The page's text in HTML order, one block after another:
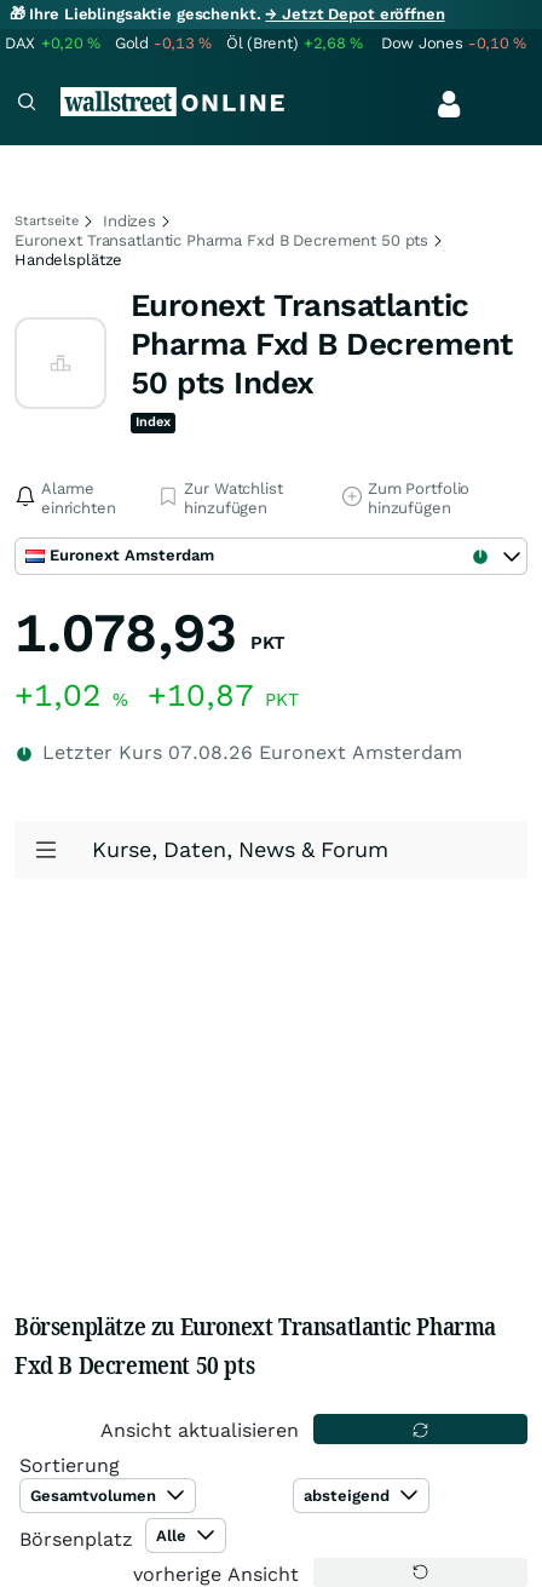
🎁 Ihre Lieblingsaktie geschenkt.→ Jetzt Depot eröffnen
DAX +0,20% Gold -0,13% Öl (Brent) +2,68% Dow Jones -0,10%
Startseite
Indizes
Euronext Transatlantic Pharma Fxd B Decrement 50 pts
Handelsplätze
Euronext Transatlantic
Pharma Fxd B Decrement
50 pts Index
Index
Alarme
einrichten
Zur Watchlist
hinzufügen
Zum Portfolio
hinzufügen
Euronext Amsterdam
1.078,93 PKT
+1,02 % +10,87 PKT
Letzter Kurs 07.08.26 Euronext Amsterdam
Kurse, Daten, News & Forum
Börsenplätze zu Euronext Transatlantic Pharma
Fxd B Decrement 50 pts
Ansicht aktualisieren
Sortierung
Gesamtvolumen absteigend
Börsenplatz Alle
vorherige Ansicht